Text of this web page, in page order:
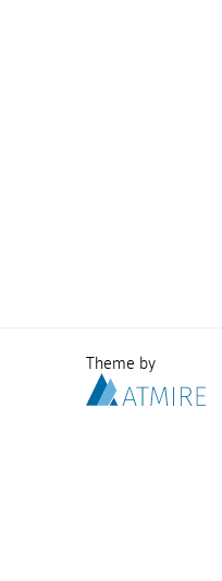
Theme by